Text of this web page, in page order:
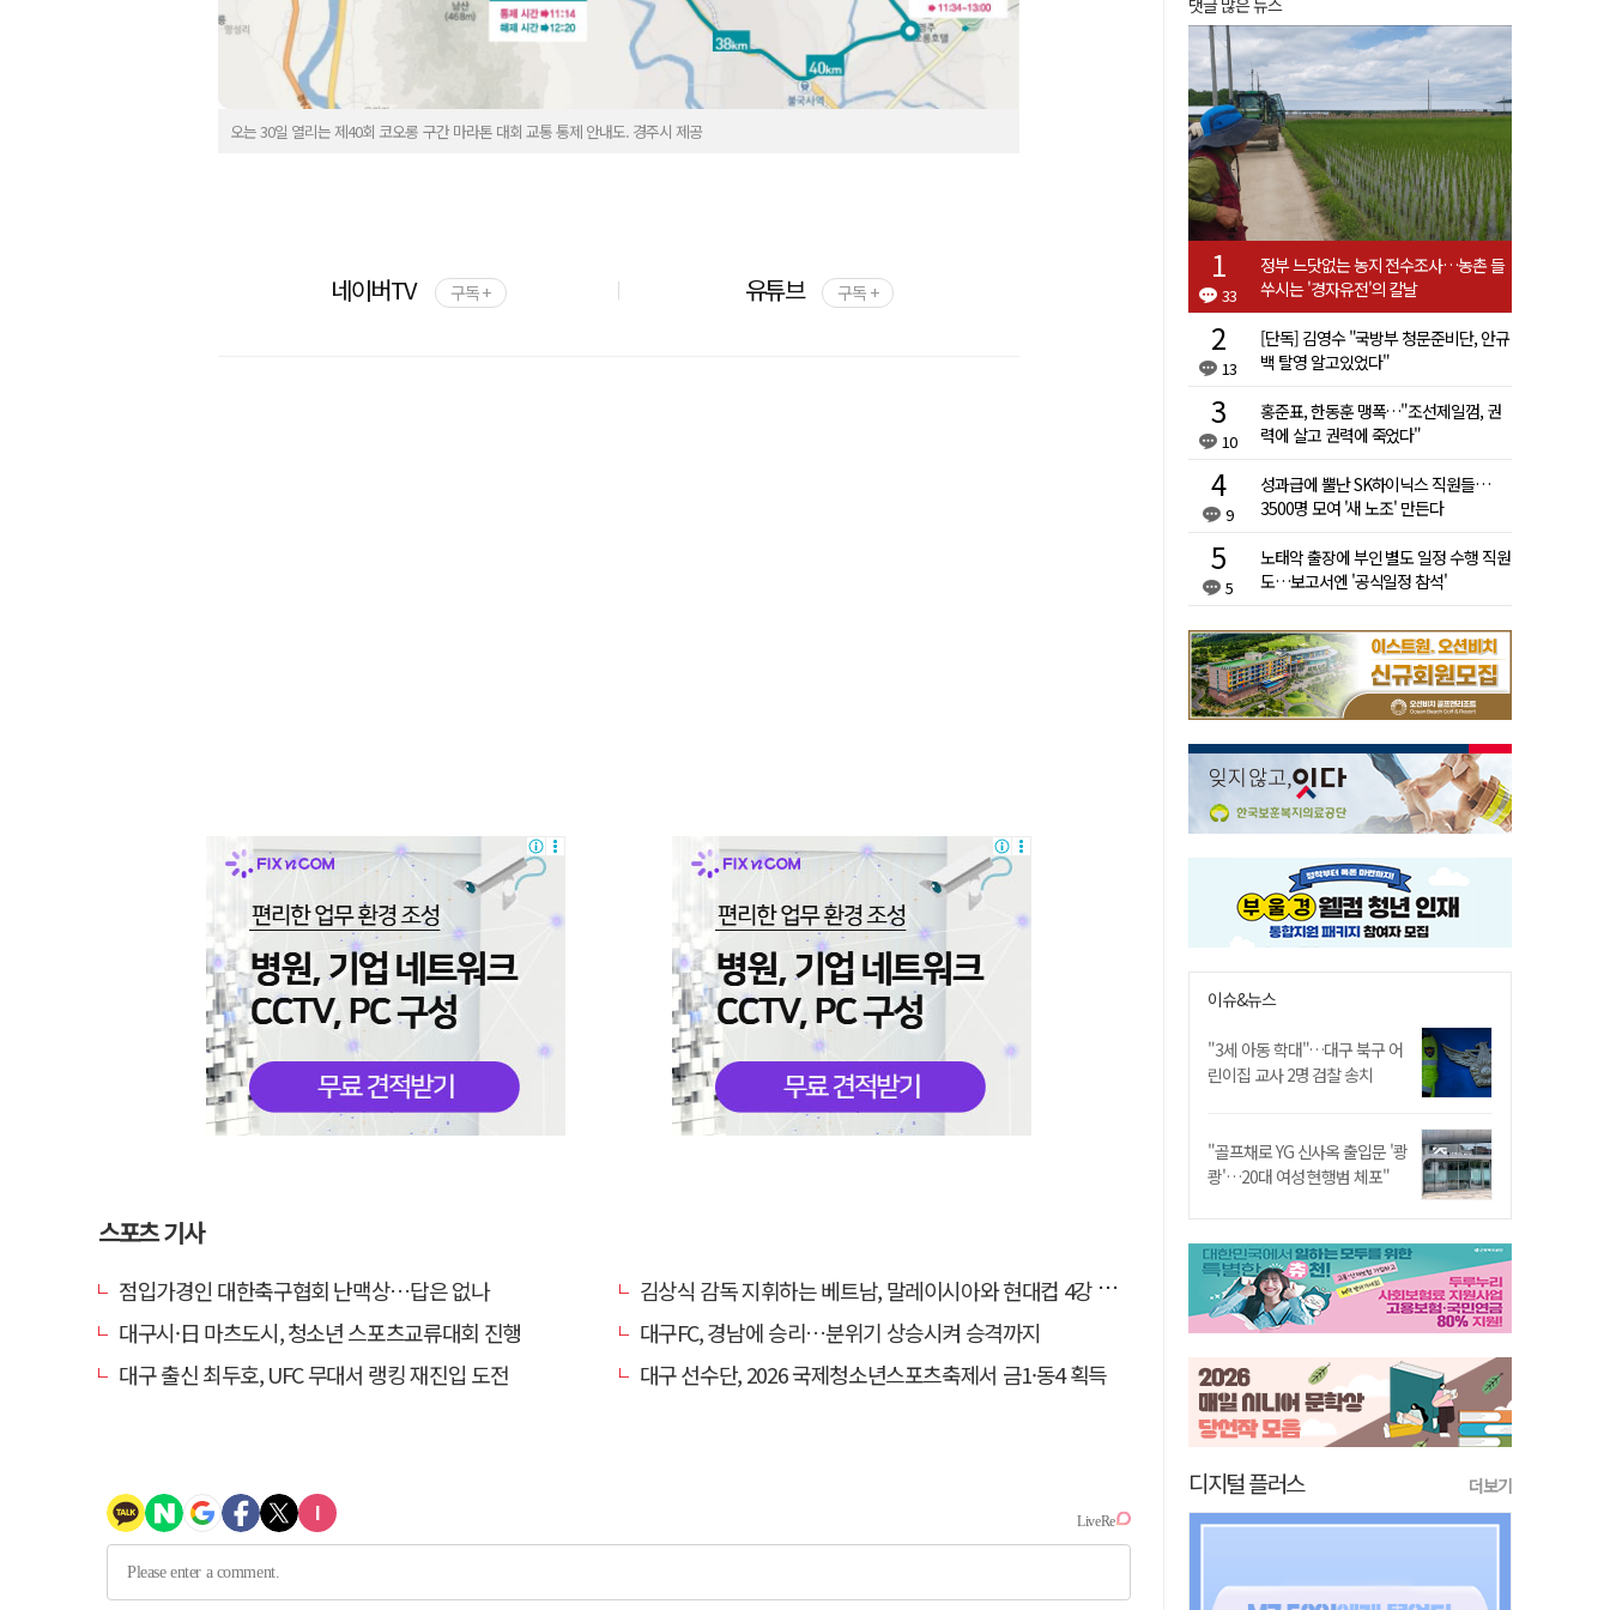
오는 30일 열리는 제40회 코오롱 구간 마라톤 대회 교통 통제 안내도. 경주시 제공
네이버TV 구독 + 유튜브 구독 +
스포츠 기사
점입가경인 대한축구협회 난맥상…답은 없나
김상식 감독 지휘하는 베트남, 말레이시아와 현대컵 4강 격돌
대구시·日 마츠도시, 청소년 스포츠교류대회 진행
대구FC, 경남에 승리…분위기 상승시켜 승격까지
대구 출신 최두호, UFC 무대서 랭킹 재진입 도전
대구 선수단, 2026 국제청소년스포츠축제서 금1·동4 획득
댓글 많은 뉴스
33
정부 느닷없는 농지 전수조사…농촌 들
쑤시는 '경자유전'의 칼날
13
[단독] 김영수 "국방부 청문준비단, 안규
백 탈영 알고있었다"
10
홍준표, 한동훈 맹폭…"조선제일껌, 권
력에 살고 권력에 죽었다"
9
성과급에 뿔난 SK하이닉스 직원들…
3500명 모여 '새 노조' 만든다
5
노태악 출장에 부인 별도 일정 수행 직원
도…보고서엔 '공식일정 참석'
이슈&뉴스
"3세 아동 학대"…대구 북구 어
린이집 교사 2명 검찰 송치
"골프채로 YG 신사옥 출입문 '쾅
쾅'…20대 여성 현행범 체포"
디지털 플러스 더보기